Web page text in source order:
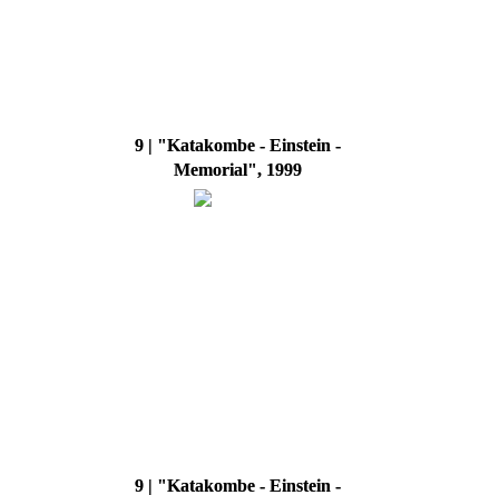
9 | "Katakombe - Einstein -
Memorial", 1999
9 | "Katakombe - Einstein -